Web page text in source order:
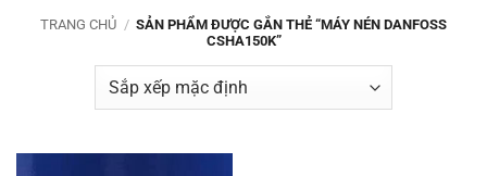
TRANG CHỦ / SẢN PHẨM ĐƯỢC GẮN THẺ “MÁY NÉN DANFOSS
CSHA150K”